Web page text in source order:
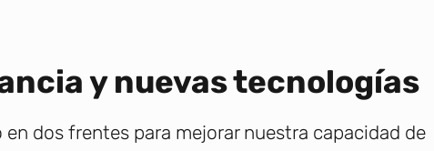
y nuevas tecnologías
dos frentes para mejorar nuestra capacidad de